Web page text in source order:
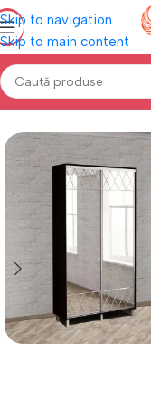
Skip to navigation
Skip to main content
Prima pagină DULAPURI